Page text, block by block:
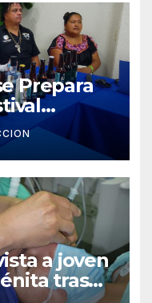
Prepara
2026
a joven
tras